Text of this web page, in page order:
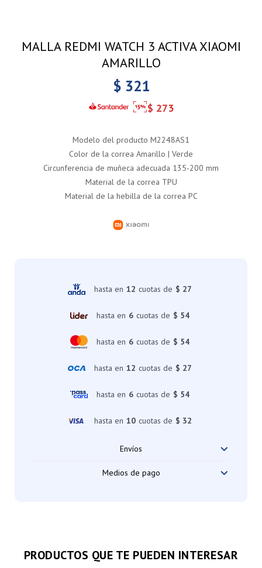
MALLA REDMI WATCH 3 ACTIVA XIAOMI
AMARILLO
$ 321
$ 273
Modelo del producto M2248AS1
Color de la correa Amarillo | Verde
Circunferencia de muñeca adecuada 135-200 mm
Material de la correa TPU
Material de la hebilla de la correa PC
hasta en 12 cuotas de $ 27
hasta en 6 cuotas de $ 54
hasta en 6 cuotas de $ 54
hasta en 12 cuotas de $ 27
hasta en 6 cuotas de $ 54
hasta en 10 cuotas de $ 32
Envíos
Medios de pago
PRODUCTOS QUE TE PUEDEN INTERESAR